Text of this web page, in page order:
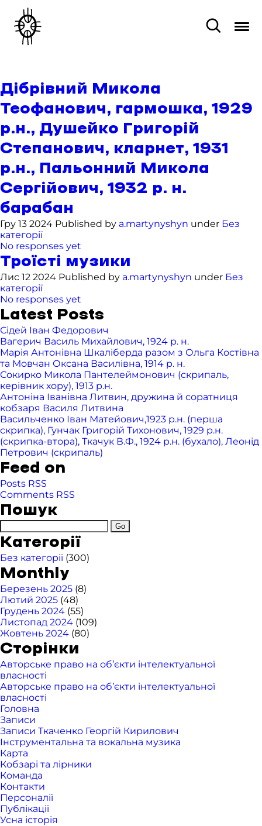
Дібрівний Микола
Теофанович, гармошка, 1929
р.н., Душейко Григорій
Степанович, кларнет, 1931
р.н., Пальонний Микола
Сергійович, 1932 р. н.
барабан
Гру 13 2024 Published by a.martynyshyn under Без
категорії
No responses yet
Троїсті музики
Лис 12 2024 Published by a.martynyshyn under Без
категорії
No responses yet
Latest Posts
Сідей Іван Федорович
Вагерич Василь Михайлович, 1924 р. н.
Марія Антонівна Шкаліберда разом з Ольга Костівна
та Мовчан Оксана Василівна, 1914 р. н.
Сокирко Микола Пантелеймонович (скрипаль,
керівник хору), 1913 р.н.
Антоніна Іванівна Литвин, дружина й соратниця
кобзаря Василя Литвина
Васильченко Іван Матейович,1923 р.н. (перша
скрипка), Гунчак Григорій Тихонович, 1929 р.н.
(скрипка-втора), Ткачук В.Ф., 1924 р.н. (бухало), Леонід
Петрович (скрипаль)
Feed on
Posts RSS
Comments RSS
Пошук
Категорії
Без категорії (300)
Monthly
Березень 2025 (8)
Лютий 2025 (48)
Грудень 2024 (55)
Листопад 2024 (109)
Жовтень 2024 (80)
Сторінки
Авторське право на об’єкти інтелектуальної
власності
Авторське право на об’єкти інтелектуальної
власності
Головна
Записи
Записи Ткаченко Георгій Кирилович
Інструментальна та вокальна музика
Карта
Кобзарі та лірники
Команда
Контакти
Персоналії
Публікації
Усна історія